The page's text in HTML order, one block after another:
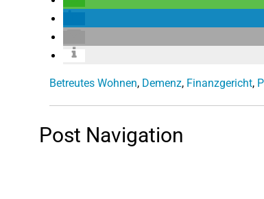
Betreutes Wohnen, Demenz, Finanzgericht,
Post Navigation